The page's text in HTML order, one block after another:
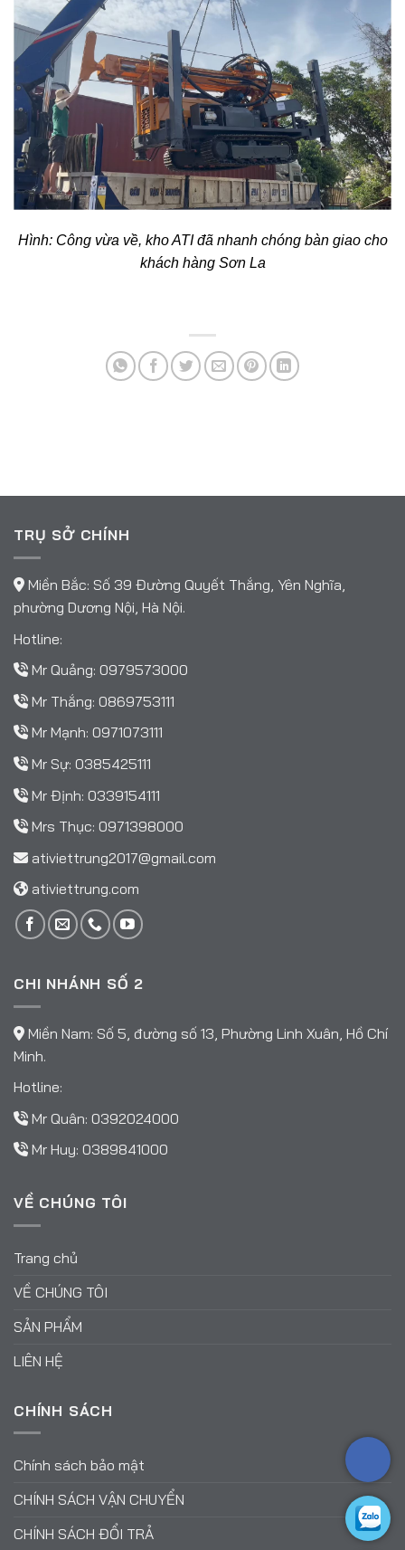
Hình: Công vừa về, kho ATI đã nhanh chóng bàn giao cho
khách hàng Sơn La
TRỤ SỞ CHÍNH
Miền Bắc: Số 39 Đường Quyết Thắng, Yên Nghĩa,
phường Dương Nội, Hà Nội.
Hotline:
Mr Quảng: 0979573000
Mr Thắng: 0869753111
Mr Mạnh: 0971073111
Mr Sự: 0385425111
Mr Định: 0339154111
Mrs Thục: 0971398000
ativiettrung2017@gmail.com
ativiettrung.com
CHI NHÁNH SỐ 2
Miền Nam: Số 5, đường số 13, Phường Linh Xuân, Hồ Chí
Minh.
Hotline:
Mr Quân: 0392024000
Mr Huy: 0389841000
VỀ CHÚNG TÔI
Trang chủ
VỀ CHÚNG TÔI
SẢN PHẨM
LIÊN HỆ
CHÍNH SÁCH
Chính sách bảo mật
CHÍNH SÁCH VẬN CHUYỂN
CHÍNH SÁCH ĐỔI TRẢ